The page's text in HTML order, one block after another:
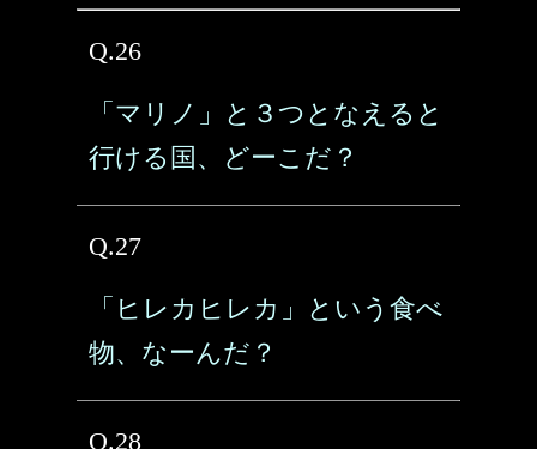
Q.26
「マリノ」と３つとなえると
行ける国、どーこだ？
Q.27
「ヒレカヒレカ」という食べ
物、なーんだ？
Q.28